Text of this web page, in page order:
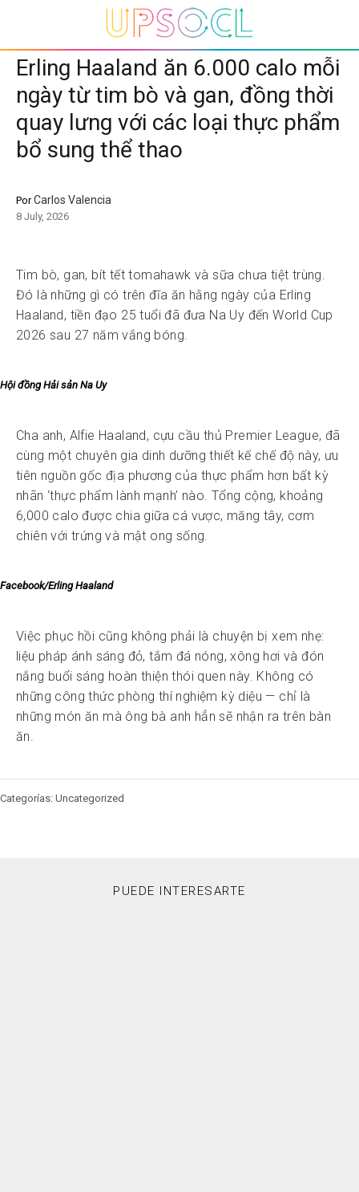
Erling Haaland ăn 6.000 calo mỗi
ngày từ tim bò và gan, đồng thời
quay lưng với các loại thực phẩm
bổ sung thể thao
PorCarlos Valencia
8 July, 2026
Tim bò, gan, bít tết tomahawk và sữa chưa tiệt trùng.
Đó là những gì có trên đĩa ăn hằng ngày của Erling
Haaland, tiền đạo 25 tuổi đã đưa Na Uy đến World Cup
2026 sau 27 năm vắng bóng.
Hội đồng Hải sản Na Uy
Cha anh, Alfie Haaland, cựu cầu thủ Premier League, đã
cùng một chuyên gia dinh dưỡng thiết kế chế độ này, ưu
tiên nguồn gốc địa phương của thực phẩm hơn bất kỳ
nhãn ‘thực phẩm lành mạnh’ nào. Tổng cộng, khoảng
6,000 calo được chia giữa cá vược, măng tây, cơm
chiên với trứng và mật ong sống.
Facebook/Erling Haaland
Việc phục hồi cũng không phải là chuyện bị xem nhẹ:
liệu pháp ánh sáng đỏ, tắm đá nóng, xông hơi và đón
nắng buổi sáng hoàn thiện thói quen này. Không có
những công thức phòng thí nghiệm kỳ diệu — chỉ là
những món ăn mà ông bà anh hẳn sẽ nhận ra trên bàn
ăn.
Categorías: Uncategorized
PUEDE INTERESARTE